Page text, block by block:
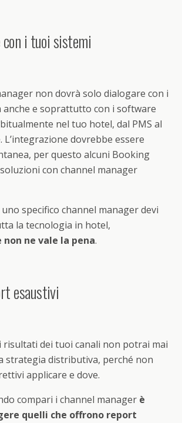
i tuoi sistemi
non dovrà solo dialogare con i
anche e soprattutto con i software
nel tuo hotel, dal PMS al
dovrebbe essere
per questo alcuni Booking
con channel manager
specifico channel manager devi
la tecnologia in hotel,
ne vale la pena.
esaustivi
risultati dei tuoi canali non potrai mai
strategia distributiva, perché non
applicare e dove.
compari i channel manager è
quelli che offrono report